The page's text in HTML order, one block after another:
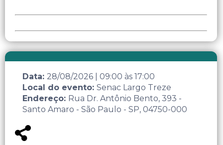
Data: 28/08/2026 09:00 às 17:00
Local do evento: Senac Largo Treze
Endereço: Rua Dr. Antônio Bento, 393 -
Santo Amaro - São Paulo - SP, 04750-000